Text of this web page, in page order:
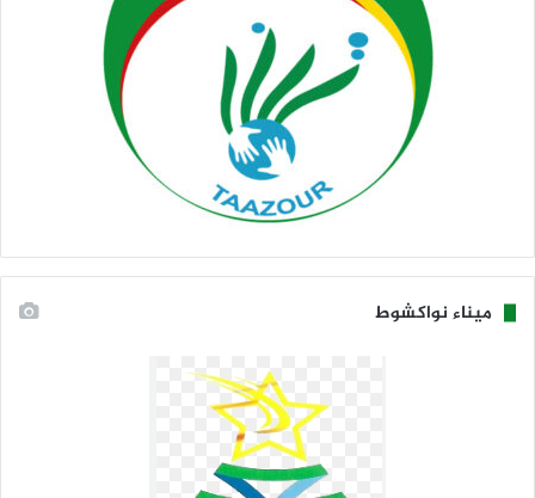
ميناء نواكشوط